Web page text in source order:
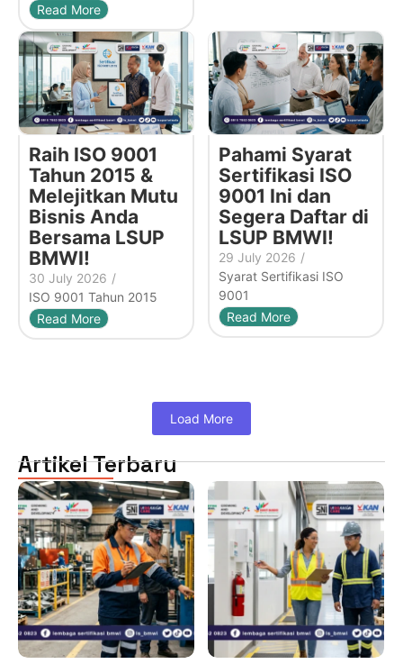
Read More
Raih ISO 9001
Tahun 2015 &
Melejitkan Mutu
Bisnis Anda
Bersama LSUP
BMWI!
30 July 2026 /
ISO 9001 Tahun 2015
Read More
Pahami Syarat
Sertifikasi ISO
9001 Ini dan
Segera Daftar di
LSUP BMWI!
29 July 2026 /
Syarat Sertifikasi ISO
9001
Read More
Load More
Artikel Terbaru